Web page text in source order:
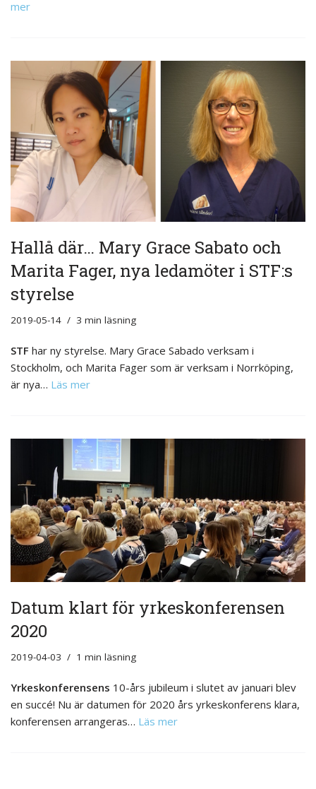
mer
Hallå där… Mary Grace Sabato och
Marita Fager, nya ledamöter i STF:s
styrelse
2019-05-14 3 min läsning
STF har ny styrelse. Mary Grace Sabado verksam i
Stockholm, och Marita Fager som är verksam i Norrköping,
är nya… Läs mer
Datum klart för yrkeskonferensen
2020
2019-04-03 1 min läsning
Yrkeskonferensens 10-års jubileum i slutet av januari blev
en succé! Nu är datumen för 2020 års yrkeskonferens klara,
konferensen arrangeras… Läs mer